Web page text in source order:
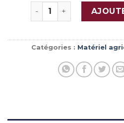
quantité de Semoir
Catégories : Matériel